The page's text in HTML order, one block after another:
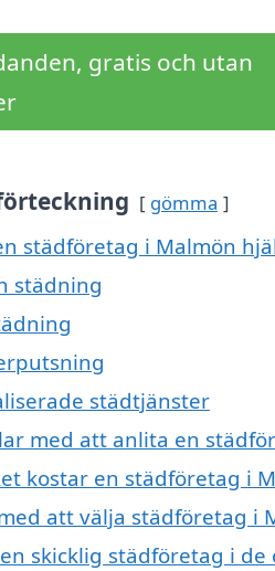
gratis och utan
gömma
städföretag i Malmön
städning
städtjänster
med att anlita en
kostar en städföretag i
att välja städföretag i
skicklig städföretag i